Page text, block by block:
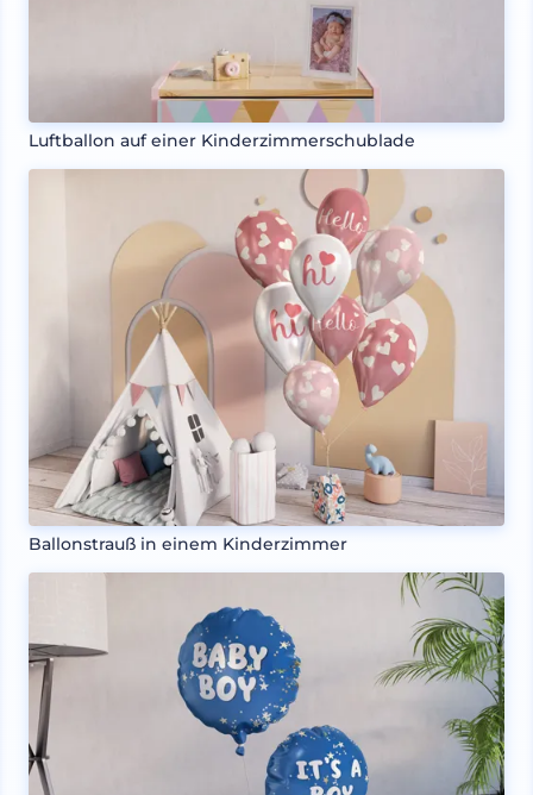
Luftballon auf einer Kinderzimmerschublade
Ballonstrauß in einem Kinderzimmer